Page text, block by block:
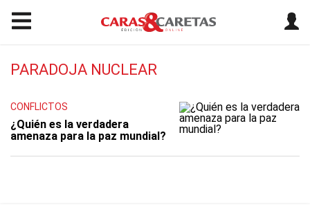
PARADOJA NUCLEAR
CONFLICTOS
¿Quién es la verdadera
amenaza para la paz mundial?